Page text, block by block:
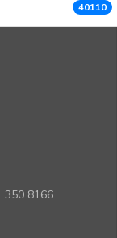
40110
350 8166